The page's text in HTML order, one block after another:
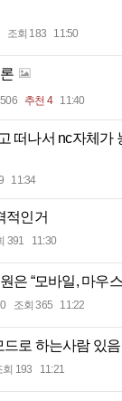
조회 183 11:50
추천 4 11:40
떠나서 nc자체가
11:34
적인거
391 11:30
은 “모바일, 마우
조회 365 11:22
로 하는사람 있
회 193 11:21